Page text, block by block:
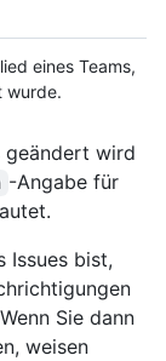
eines Teams,
wurde.
geändert wird
-Angabe für
Issues bist,
Sie dann
weisen